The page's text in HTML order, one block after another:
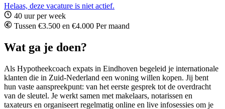
Helaas, deze vacature is niet actief.
40 uur per week
Tussen €3.500 en €4.000 Per maand
Wat ga je doen?
Als Hypotheekcoach expats in Eindhoven begeleid je internationale
klanten die in Zuid-Nederland een woning willen kopen. Jij bent
hun vaste aanspreekpunt: van het eerste gesprek tot de overdracht
van de sleutel. Je werkt samen met makelaars, notarissen en
taxateurs en organiseert regelmatig online en live infosessies om je